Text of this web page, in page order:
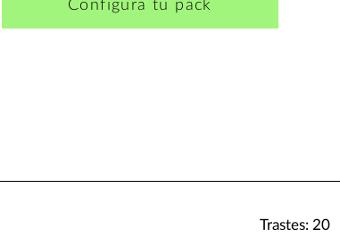
Configura tu pack
Trastes: 20